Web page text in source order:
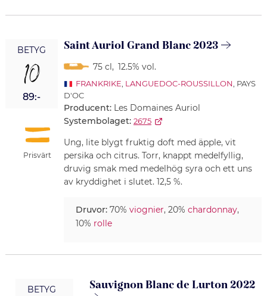
BETYG
10
89:-
Prisvärt
Saint Auriol Grand Blanc 2023
75 cl , 12.5% vol.
FRANKRIKE, LANGUEDOC-ROUSSILLON, PAYS
D'OC
Producent: Les Domaines Auriol
Systembolaget: 2675
Ung, lite blygt fruktig doft med äpple, vit
persika och citrus. Torr, knappt medelfyllig,
druvig smak med medelhög syra och ett uns
av kryddighet i slutet. 12,5 %.
Druvor:70% viognier, 20% chardonnay,
10% rolle
BETYG Sauvignon Blanc de Lurton 2022